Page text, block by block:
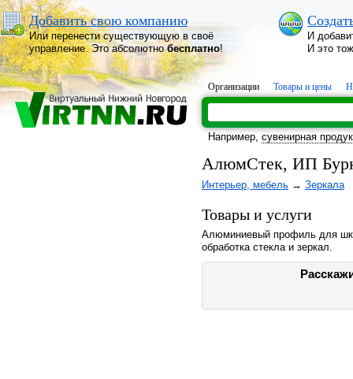
Добавить свою компанию
Или перенести существующую в своё
управление. Это абсолютнобесплатно!
И
И это
Организации Товары и цены
Например, сувенирная
АлюмСтек, ИП
Интерьер, мебель → Зеркала
Товары и услуги
Алюминиевый профиль для
обработка стекла и зеркал.